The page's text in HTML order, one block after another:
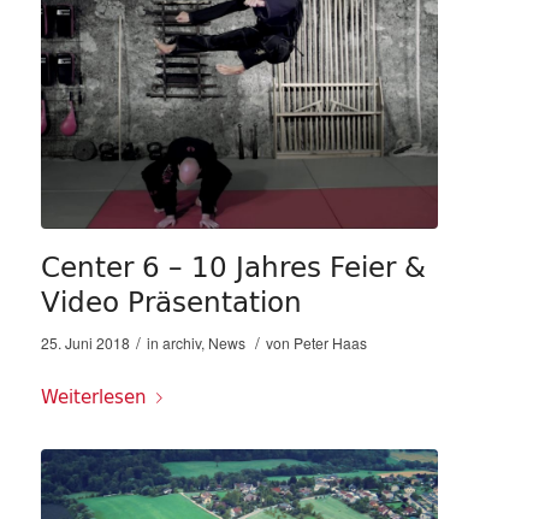
Center 6 – 10 Jahres Feier &
Video Präsentation
25. Juni 2018 / in archiv, News / von Peter Haas
Weiterlesen